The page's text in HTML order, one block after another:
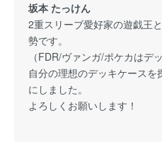
坂本 たっけん
2重スリーブ愛好家の遊戯王
勢です。
（FDR/ヴァンガ/ポケカはデ
自分の理想のデッキケースを
にしました。
よろしくお願いします！